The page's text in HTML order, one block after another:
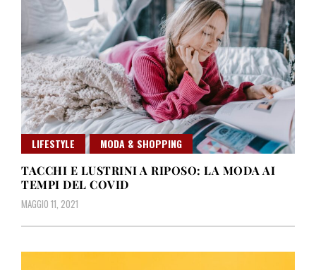
LIFESTYLE
MODA & SHOPPING
TACCHI E LUSTRINI A RIPOSO: LA MODA AI
TEMPI DEL COVID
MAGGIO 11, 2021